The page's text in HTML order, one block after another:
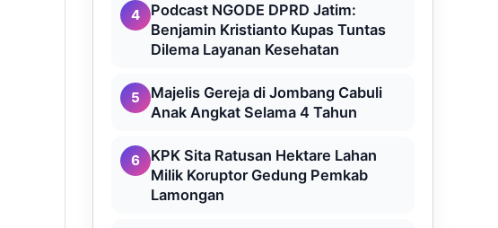
4
Podcast NGODE DPRD Jatim:
Benjamin Kristianto Kupas Tuntas
Dilema Layanan Kesehatan
5
Majelis Gereja di Jombang Cabuli
Anak Angkat Selama 4 Tahun
6
KPK Sita Ratusan Hektare Lahan
Milik Koruptor Gedung Pemkab
Lamongan